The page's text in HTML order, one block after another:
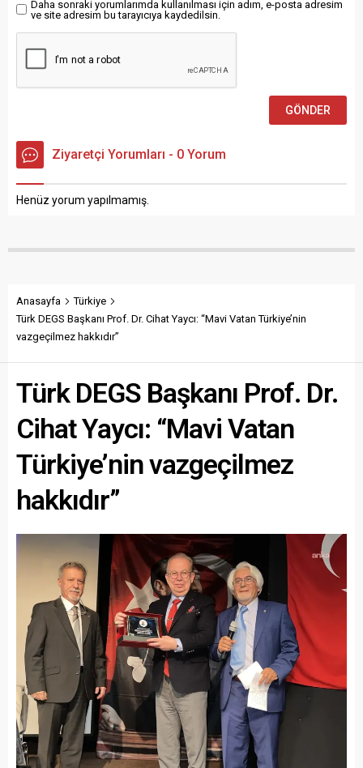
çalarken bazı katılımcıların
ırkçı...
Daha sonraki yorumlarımda kullanılması için adım, e-posta adresim
ve site adresim bu tarayıcıya kaydedilsin.
Ziyaretçi Yorumları - 0 Yorum
Henüz yorum yapılmamış.
Anasayfa
Türkiye
Türk DEGS Başkanı Prof. Dr. Cihat Yaycı: “Mavi Vatan Türkiye’nin
vazgeçilmez hakkıdır”
Türk DEGS Başkanı Prof. Dr.
Cihat Yaycı: “Mavi Vatan
Türkiye’nin vazgeçilmez
hakkıdır”